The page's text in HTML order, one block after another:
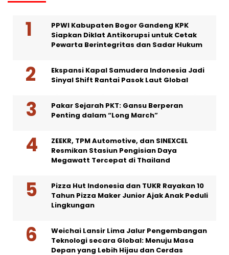
PPWI Kabupaten Bogor Gandeng KPK
Siapkan Diklat Antikorupsi untuk Cetak
Pewarta Berintegritas dan Sadar Hukum
Ekspansi Kapal Samudera Indonesia Jadi
Sinyal Shift Rantai Pasok Laut Global
Pakar Sejarah PKT: Gansu Berperan
Penting dalam “Long March”
ZEEKR, TPM Automotive, dan SINEXCEL
Resmikan Stasiun Pengisian Daya
Megawatt Tercepat di Thailand
Pizza Hut Indonesia dan TUKR Rayakan 10
Tahun Pizza Maker Junior Ajak Anak Peduli
Lingkungan
Weichai Lansir Lima Jalur Pengembangan
Teknologi secara Global: Menuju Masa
Depan yang Lebih Hijau dan Cerdas